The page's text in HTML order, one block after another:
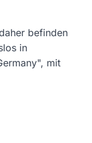
befinden
in
mit